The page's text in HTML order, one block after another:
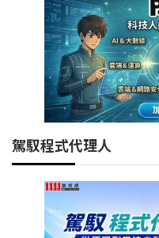
駕馭程式代理人